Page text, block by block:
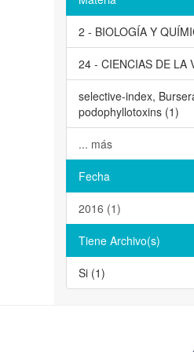
2 - BIOLOGÍA Y
24 - CIENCIAS DE LA
selective-index,
podophyllotoxins (1)
... más
Fecha
2016 (1)
Tiene Archivo(s)
Si (1)